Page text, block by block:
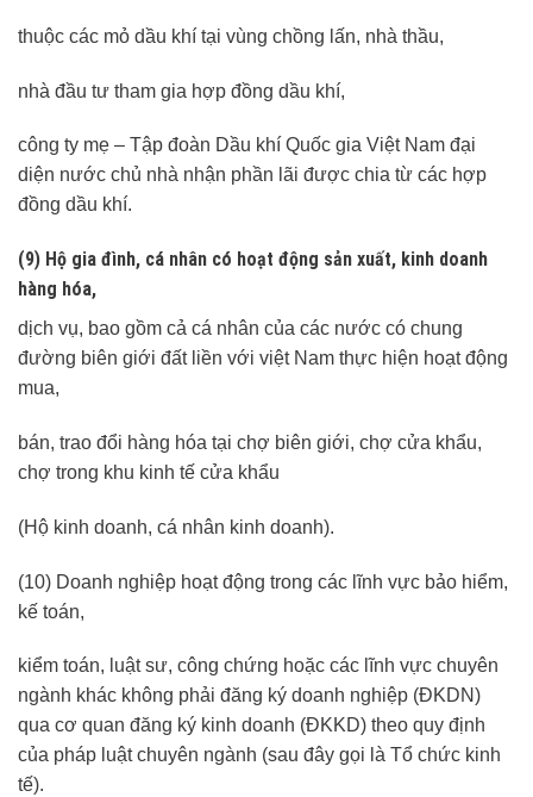
thuộc các mỏ dầu khí tại vùng chồng lấn, nhà thầu,
nhà đầu tư tham gia hợp đồng dầu khí,
công ty mẹ – Tập đoàn Dầu khí Quốc gia Việt Nam đại
diện nước chủ nhà nhận phần lãi được chia từ các hợp
đồng dầu khí.
(9) Hộ gia đình, cá nhân có hoạt động sản xuất, kinh doanh
hàng hóa,
dịch vụ, bao gồm cả cá nhân của các nước có chung
đường biên giới đất liền với việt Nam thực hiện hoạt động
mua,
bán, trao đổi hàng hóa tại chợ biên giới, chợ cửa khẩu,
chợ trong khu kinh tế cửa khẩu
(Hộ kinh doanh, cá nhân kinh doanh).
(10) Doanh nghiệp hoạt động trong các lĩnh vực bảo hiểm,
kế toán,
kiểm toán, luật sư, công chứng hoặc các lĩnh vực chuyên
ngành khác không phải đăng ký doanh nghiệp (ĐKDN)
qua cơ quan đăng ký kinh doanh (ĐKKD) theo quy định
của pháp luật chuyên ngành (sau đây gọi là Tổ chức kinh
tế).